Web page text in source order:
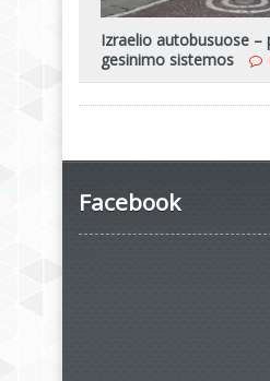
Izraelio autobusuose –
gesinimo sistemos
Facebook